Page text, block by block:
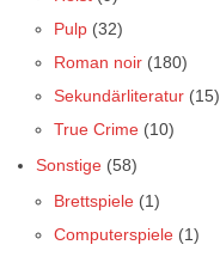
Pulp (32)
Roman noir (180)
Sekundärliteratur (15)
True Crime (10)
Sonstige (58)
Brettspiele (1)
Computerspiele (1)